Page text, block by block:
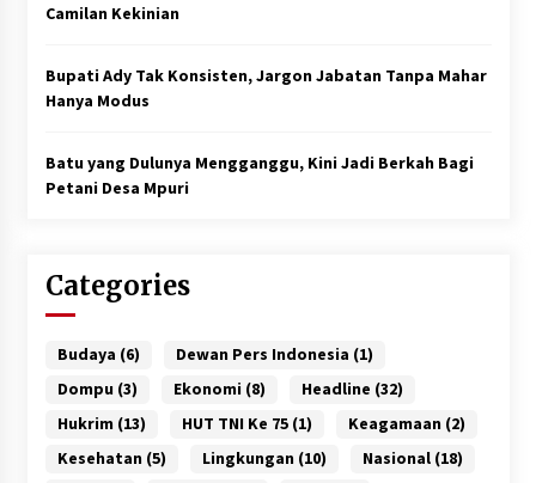
Camilan Kekinian
Bupati Ady Tak Konsisten, Jargon Jabatan Tanpa Mahar
Hanya Modus
Batu yang Dulunya Mengganggu, Kini Jadi Berkah Bagi
Petani Desa Mpuri
Categories
Budaya (6) Dewan Pers Indonesia (1)
Dompu (3) Ekonomi (8) Headline (32)
Hukrim (13) HUT TNI Ke 75(1) Keagamaan (2)
Kesehatan (5) Lingkungan (10) Nasional(18)